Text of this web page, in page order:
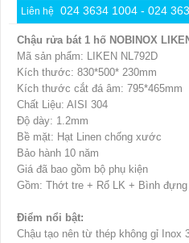
Liên hệ 024 3634 1004 - 024
Chậu rửa bát 1 hố NOBINOX
Mã sản phẩm: LIKEN NL792D
Kích thước: 830*500* 230mm
Kích thước cắt đá âm: 795*465mm
Chất Liệu: AISI 304
Độ dày: 1.2mm
Bề mặt: Hạt Linen chống xước
Bảo hành 10 năm
Giá đã bao gồm bộ phụ kiện
Gồm: Thớt tre + Rổ LK + Bình
Điểm nổi bật:
Chậu tạo nên từ thép không gỉ Inox